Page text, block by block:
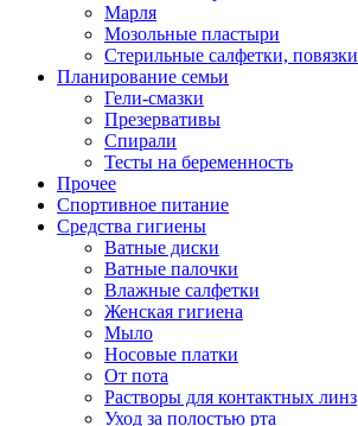
Марля
Мозольные пластыри
Стерильные салфетки, повязки
Планирование семьи
Гели-смазки
Презервативы
Спирали
Тесты на беременность
Прочее
Спортивное питание
Средства гигиены
Ватные диски
Ватные палочки
Влажные салфетки
Женская гигиена
Мыло
Носовые платки
От пота
Растворы для контактных линз
Уход за полостью рта